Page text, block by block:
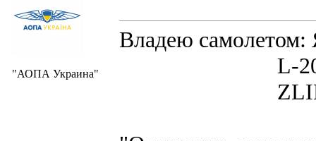
"АОПА Украина"
Владею
L-200D
ZLIN 526